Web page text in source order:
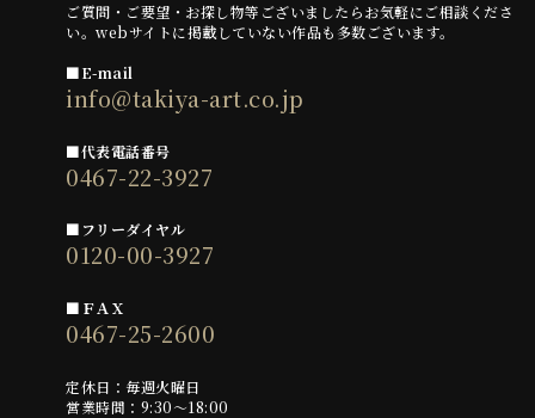
ご質問・ご要望・お探し物等ございましたらお気軽にご相談くださ
い。webサイトに掲載していない作品も多数ございます。
■E-mail
info@takiya-art.co.jp
■代表電話番号
0467-22-3927
■フリーダイヤル
0120-00-3927
■ＦＡＸ
0467-25-2600
定休日：毎週火曜日
営業時間：9:30～18:00